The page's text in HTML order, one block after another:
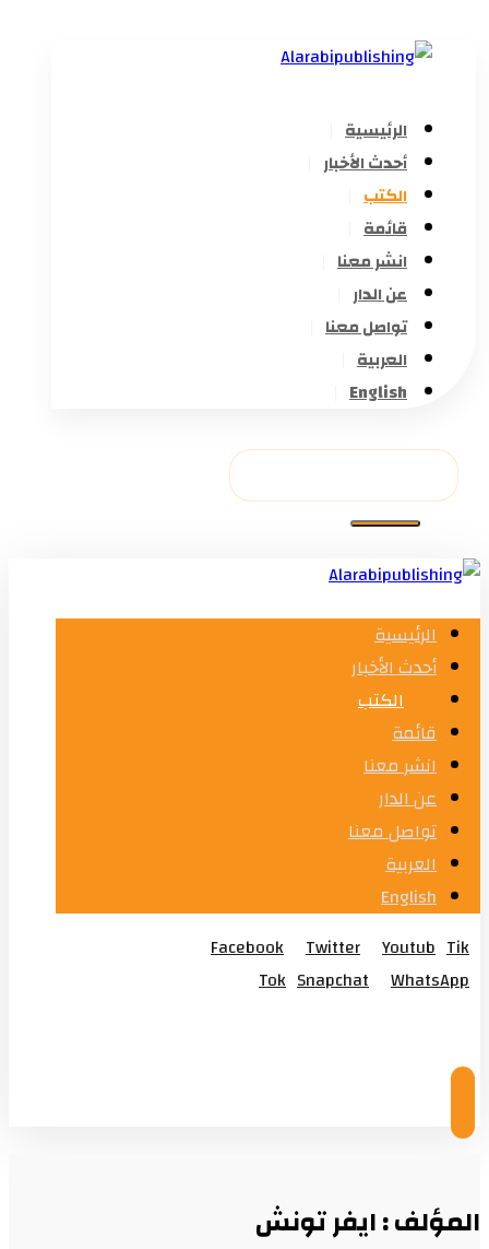
الرئيسية
أحدث الأخبار
الكتب
قائمة
انشر معنا
عن الدار
تواصل معنا
العربية
English
الرئيسية
أحدث الأخبار
الكتب
قائمة
انشر معنا
عن الدار
تواصل معنا
العربية
English
Facebook
Twitter Youtub Tik
Tok Snapchat
WhatsApp
المؤلف : ايفر تونش